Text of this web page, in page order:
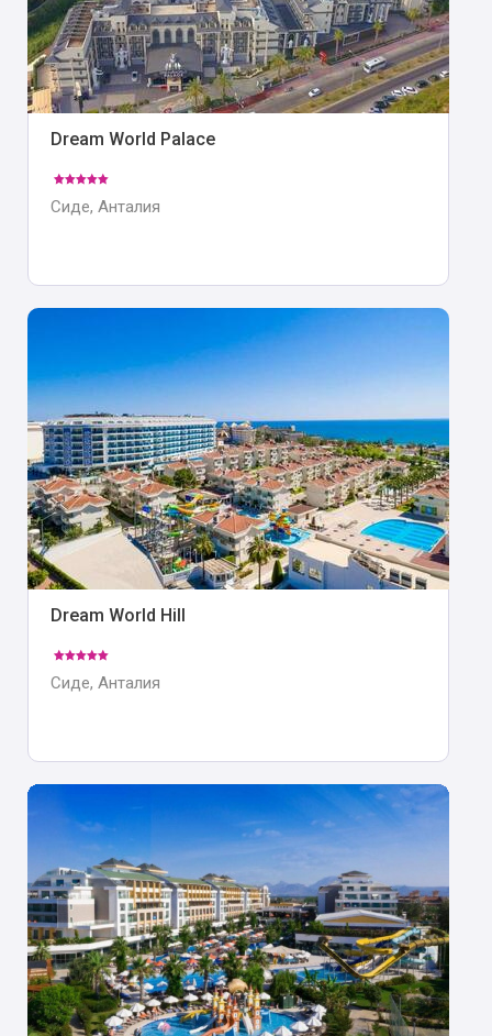
Dream World Palace
Сиде, Анталия
Dream World Hill
Сиде, Анталия